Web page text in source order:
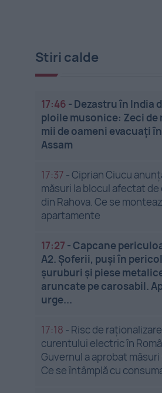
Stiri calde
17:46 - Dezastru în India
ploile musonice: Zeci de
mii de oameni evacuați
Assam
17:37 -Ciprian Ciucu
măsuri la blocul afectat de
din Rahova. Ce se
apartamente
17:27 -Capcane
A2. Șoferii, puși în
șuruburi și piese
aruncate pe carosabil.
urge...
17:18 - Risc de
curentului electric în
Guvernul a aprobat
Ce se întâmplă cu